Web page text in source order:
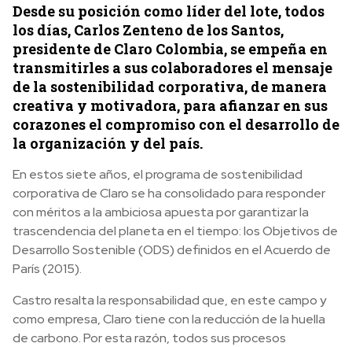
Desde su posición como líder del lote, todos
los días, Carlos Zenteno de los Santos,
presidente de Claro Colombia, se empeña en
transmitirles a sus colaboradores el mensaje
de la sostenibilidad corporativa, de manera
creativa y motivadora, para afianzar en sus
corazones el compromiso con el desarrollo de
la organización y del país.
En estos siete años, el programa de sostenibilidad
corporativa de Claro se ha consolidado para responder
con méritos a la ambiciosa apuesta por garantizar la
trascendencia del planeta en el tiempo: los Objetivos de
Desarrollo Sostenible (ODS) definidos en el Acuerdo de
París (2015).
Castro resalta la responsabilidad que, en este campo y
como empresa, Claro tiene con la reducción de la huella
de carbono. Por esta razón, todos sus procesos